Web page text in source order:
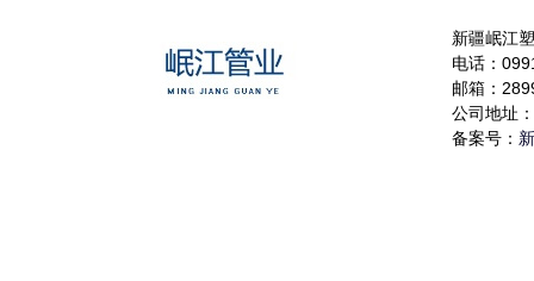
新疆岷江
电话：
邮箱：
公司地址
备案号：